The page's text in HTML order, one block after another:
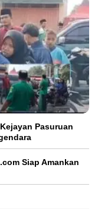
Pasuruan
Siap Amankan